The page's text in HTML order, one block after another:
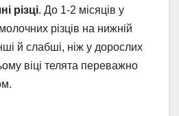
різці. До 1-2 місяців у
різців на нижній
й слабші, ніж у дорослих
віці телята переважно